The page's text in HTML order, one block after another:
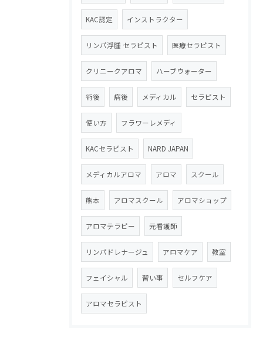
KAC認定 インストラクター
リンパ浮腫 セラピスト 医療セラピスト
クリニークアロマ ハーブウォーター
術後 病後 メディカル セラピスト
使い方 フラワーレメディ
KACセラピスト NARD JAPAN
メディカルアロマ アロマ スクール
熊本 アロマスクール アロマショップ
アロマテラピー 元看護師
リンパドレナージュ アロマケア 教室
フェイシャル 習い事 セルフケア
アロマセラピスト